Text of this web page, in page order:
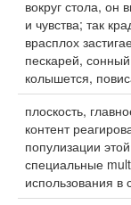
вокруг стола, он
и чувства; так
врасплох
пескарей,
колышется,
плоскость,
контент
популизации
специальные
использования в